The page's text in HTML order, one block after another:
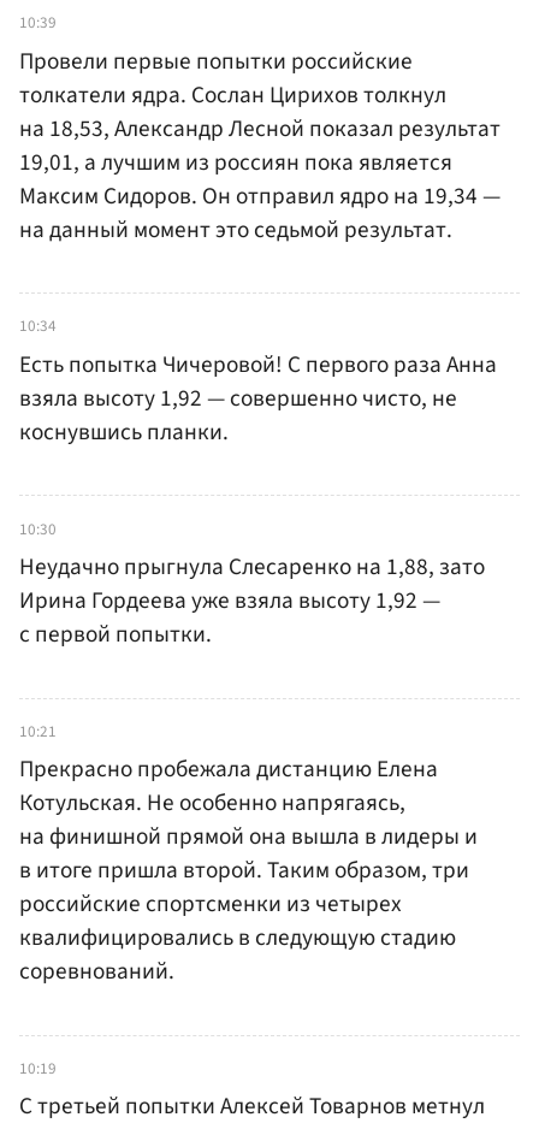
10:39
Провели первые попытки российские
толкатели ядра. Сослан Цирихов толкнул
на 18,53, Александр Лесной показал результат
19,01, а лучшим из россиян пока является
Максим Сидоров. Он отправил ядро на 19,34 —
на данный момент это седьмой результат.
10:34
Есть попытка Чичеровой! С первого раза Анна
взяла высоту 1,92 — совершенно чисто, не
коснувшись планки.
10:30
Неудачно прыгнула Слесаренко на 1,88, зато
Ирина Гордеева уже взяла высоту 1,92 —
с первой попытки.
10:21
Прекрасно пробежала дистанцию Елена
Котульская. Не особенно напрягаясь,
на финишной прямой она вышла в лидеры и
в итоге пришла второй. Таким образом, три
российские спортсменки из четырех
квалифицировались в следующую стадию
соревнований.
10:19
С третьей попытки Алексей Товарнов метнул